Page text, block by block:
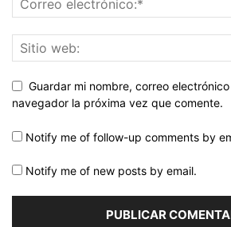
Guardar mi nombre, correo
navegador la próxima vez que comente.
Notify me of follow-up comments by
Notify me of new posts by email.